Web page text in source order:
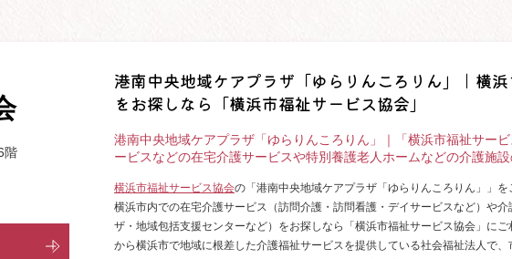
階
港南中央地域ケアプラザ「ゆらりんころりん」｜横
をお探しなら「横浜市福祉サービス協会」
港南中央地域ケアプラザ「ゆらりんころりん」｜「横浜市福祉サー
ービスなどの在宅介護サービスや特別養護老人ホームなどの介護施設
横浜市福祉サービス協会の「港南中央地域ケアプラザ「ゆらりんころりん」」を
横浜市内での在宅介護サービス（訪問介護・訪問看護・デイサービスなど）や
ザ・地域包括支援センターなど）をお探しなら「横浜市福祉サービス協会」に
から横浜市で地域に根差した介護福祉サービスを提供している社会福祉法人で